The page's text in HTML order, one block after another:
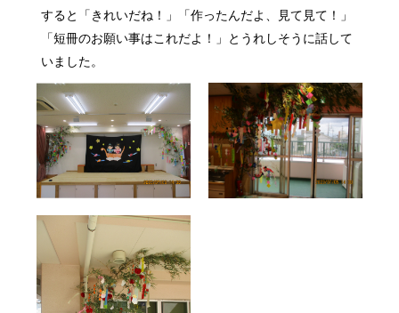
すると「きれいだね！」「作ったんだよ、見て見て！」
「短冊のお願い事はこれだよ！」とうれしそうに話して
いました。